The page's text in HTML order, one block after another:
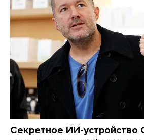
Секретное ИИ-устройство